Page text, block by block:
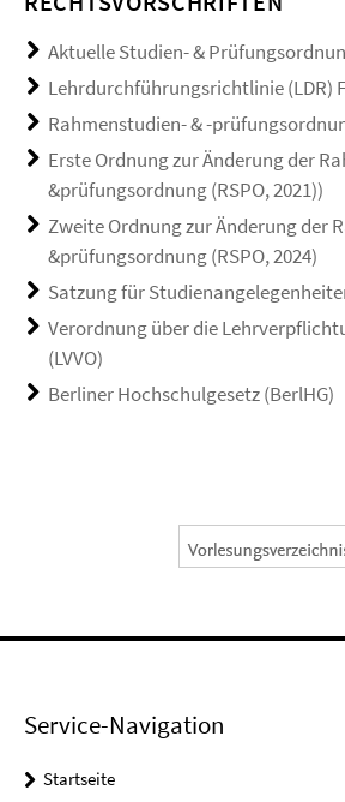
Aktuelle Studien- &
Lehrdurchführungsrichtlinie (LDR)
Rahmenstudien- & -
Erste Ordnung zur Änderung der
&prüfungsordnung (RSPO, 2021))
Zweite Ordnung zur Änderung der
&prüfungsordnung (RSPO, 2024)
Satzung für
Verordnung über die
(LVVO)
Berliner Hochschulgesetz (BerlHG)
Service-Navigation
Startseite